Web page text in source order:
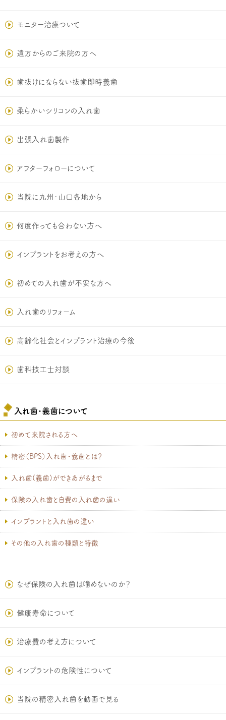
モニター治療ついて
遠方からのご来院の方へ
歯抜けにならない抜歯即時義歯
柔らかいシリコンの入れ歯
出張入れ歯製作
アフターフォローについて
当院に九州･山口各地から
何度作っても合わない方へ
インプラントをお考えの方へ
初めての入れ歯が不安な方へ
入れ歯のリフォーム
高齢化社会とインプラント治療の今後
歯科技工士対談
入れ歯･義歯について
初めて来院される方へ
精密（BPS）入れ歯・義歯とは？
入れ歯(義歯)ができあがるまで
保険の入れ歯と自費の入れ歯の違い
インプラントと入れ歯の違い
その他の入れ歯の種類と特徴
なぜ保険の入れ歯は噛めないのか？
健康寿命について
治療費の考え方について
インプラントの危険性について
当院の精密入れ歯を動画で見る